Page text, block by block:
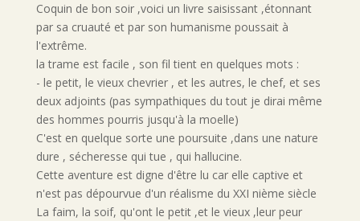
Coquin de bon soir ,voici un livre saisissant ,étonnant
par sa cruauté et par son humanisme poussait à
l'extrême.
la trame est facile , son fil tient en quelques mots :
- le petit, le vieux chevrier , et les autres, le chef, et ses
deux adjoints (pas sympathiques du tout je dirai même
des hommes pourris jusqu'à la moelle)
C'est en quelque sorte une poursuite ,dans une nature
dure , sécheresse qui tue , qui hallucine.
Cette aventure est digne d'être lu car elle captive et
n'est pas dépourvue d'un réalisme du XXI nième siècle
La faim, la soif, qu'ont le petit ,et le vieux ,leur peur